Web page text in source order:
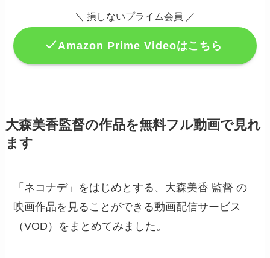
＼ 損しないプライム会員 ／
Amazon Prime Videoはこちら
大森美香監督の作品を無料フル動画で見れ
ます
「ネコナデ」をはじめとする、大森美香 監督 の
映画作品を見ることができる動画配信サービス
（VOD）をまとめてみました。